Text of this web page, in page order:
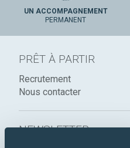
UN ACCOMPAGNEMENT
PERMANENT
PRÊT À PARTIR
Recrutement
Nous contacter
NEWSLETTER :